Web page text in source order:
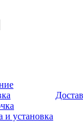
и установка